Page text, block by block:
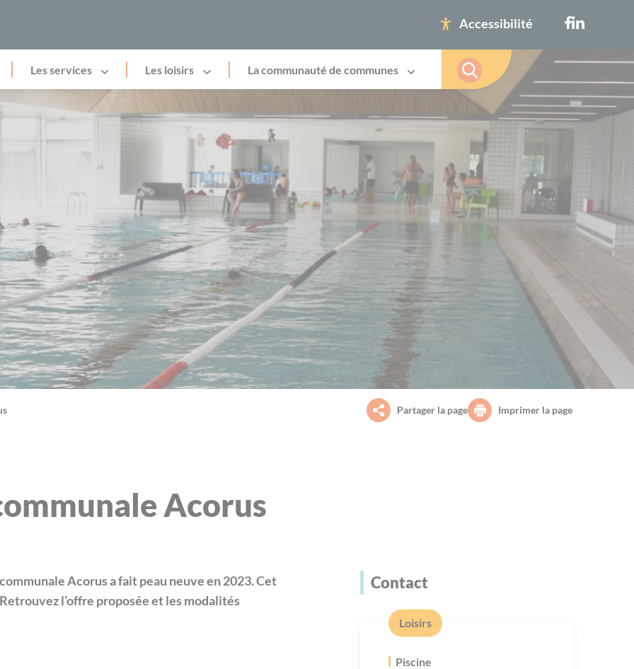
Accessibilité
Les services Les loisirs La communauté de communes
Partager la page Imprimer la page
Acorus
Acorus a fait peau neuve en 2023. Cet
l’offre proposée et les modalités
Contact
Loisirs
Piscine